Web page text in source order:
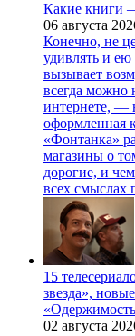
Какие книги
06 августа
Конечно, не
удивлять и ею
вызывает
всегда можно
интернете, —
оформленная
«Фонтанка»
магазины о
дорогие, и
всех смыслах
15
звезда»,
02 августа